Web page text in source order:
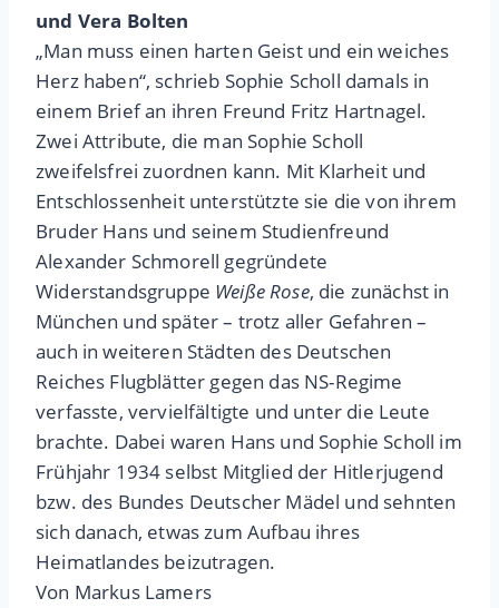
und Vera Bolten
„Man muss einen harten Geist und ein weiches
Herz haben“, schrieb Sophie Scholl damals in
einem Brief an ihren Freund Fritz Hartnagel.
Zwei Attribute, die man Sophie Scholl
zweifelsfrei zuordnen kann. Mit Klarheit und
Entschlossenheit unterstützte sie die von ihrem
Bruder Hans und seinem Studienfreund
Alexander Schmorell gegründete
Widerstandsgruppe Weiße Rose, die zunächst in
München und später – trotz aller Gefahren –
auch in weiteren Städten des Deutschen
Reiches Flugblätter gegen das NS-Regime
verfasste, vervielfältigte und unter die Leute
brachte. Dabei waren Hans und Sophie Scholl im
Frühjahr 1934 selbst Mitglied der Hitlerjugend
bzw. des Bundes Deutscher Mädel und sehnten
sich danach, etwas zum Aufbau ihres
Heimatlandes beizutragen.
Von Markus Lamers